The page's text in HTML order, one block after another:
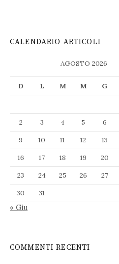
CALENDARIO ARTICOLI
AGOSTO 2026
D L M M G
2
3 4 5 6
9
10 11 12 13
16
17 18 19 20
23
24 25 26 27
30
31
« Giu
COMMENTI RECENTI